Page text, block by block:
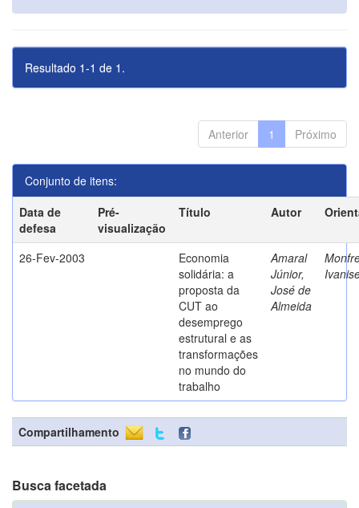
Resultado 1-1 de 1.
Anterior 1 Próximo
Conjunto de itens:
Data de
defesa
Pré-
visualização
Título Autor
26-Fev-2003
Economia
solidária: a
proposta da
CUT ao
desemprego
estrutural e as
transformações
no mundo do
trabalho
Amaral
Júnior,
José de
Almeida
Compartilhamento
Busca facetada